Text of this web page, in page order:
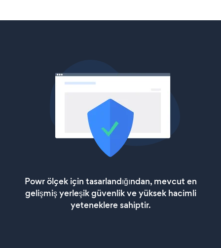
Powr ölçek için tasarlandığından, mevcut en
gelişmiş yerleşik güvenlik ve yüksek hacimli
yeteneklere sahiptir.